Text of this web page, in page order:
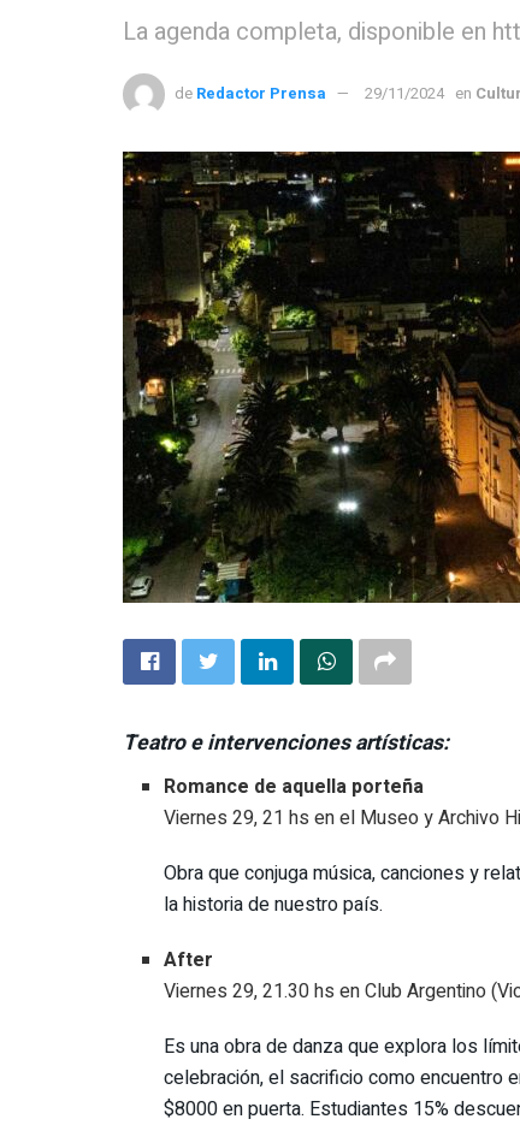
La agenda completa, disponible en
de Redactor Prensa 29/11/2024 en
Teatro e intervenciones artísticas:
Romance de aquella porteña
Viernes 29, 21 hs en el Museo y Archivo
Obra que conjuga música, canciones y
la historia de nuestro país.
After
Viernes 29, 21.30 hs en Club Argentino
Es una obra de danza que explora los
celebración, el sacrificio como encuentro
$8000 en puerta. Estudiantes 15%